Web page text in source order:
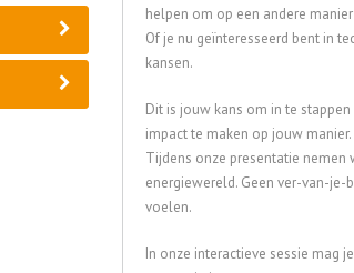
helpen om op een andere
Of je nu geïnteresseerd bent in
kansen.
Dit is jouw kans om in te
impact te maken op jouw manier.
Tijdens onze presentatie nemen
energiewereld. Geen ver-van-
voelen.
In onze interactieve sessie mag